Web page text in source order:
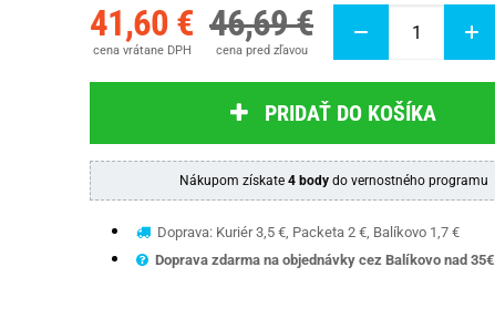
41,60 €
cena vrátane DPH
46,69 €
cena pred zľavou
PRIDAŤ DO KOŠÍKA
Nákupom získate 4 bodydo vernostného programu
Doprava: Kuriér 3,5 €, Packeta 2 €, Balíkovo 1,7 €
Doprava zdarma na objednávky cez Balíkovo nad 35€